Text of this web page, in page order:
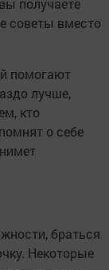
получаете
советы вместо
помогают
лучше,
кто
о себе
браться
Некоторые